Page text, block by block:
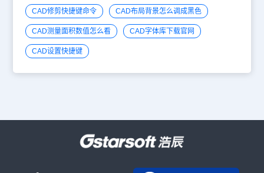
CAD修剪快捷键命令 CAD布局背景怎么调成黑色
CAD测量面积数值怎么看 CAD字体库下载官网
CAD设置快捷键